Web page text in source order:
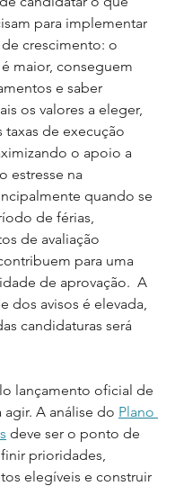
para implementar
crescimento: o
maior, conseguem
e saber
os valores a eleger,
taxas de execução
o apoio a
estresse na
quando se
de férias,
de avaliação
para uma
de aprovação.  A
dos avisos é elevada,
candidaturas será
lançamento oficial de
A análise do Plano
deve ser o ponto de
prioridades,
elegíveis e construir